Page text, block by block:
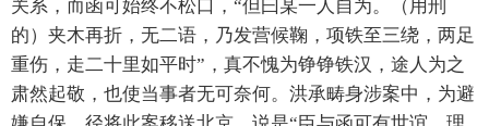
关系，而函可始终不松口，“但曰某一人自为。（用刑
的）夹木再折，无二语，乃发营候鞠，项铁至三绕，两足
重伤，走二十里如平时”，真不愧为铮铮铁汉，途人为之
肃然起敬，也使当事者无可奈何。洪承畴身涉案中，为避